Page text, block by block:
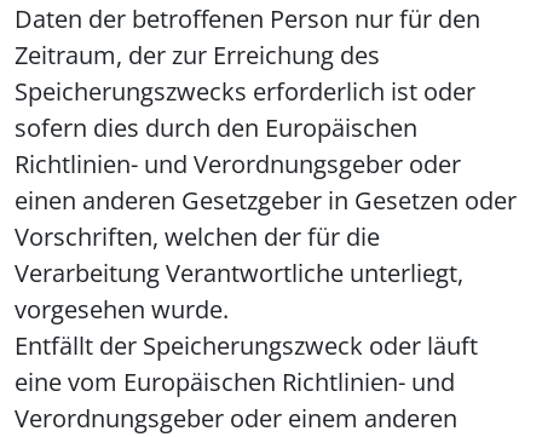
Daten der betroffenen Person nur für den
Zeitraum, der zur Erreichung des
Speicherungszwecks erforderlich ist oder
sofern dies durch den Europäischen
Richtlinien- und Verordnungsgeber oder
einen anderen Gesetzgeber in Gesetzen oder
Vorschriften, welchen der für die
Verarbeitung Verantwortliche unterliegt,
vorgesehen wurde.
Entfällt der Speicherungszweck oder läuft
eine vom Europäischen Richtlinien- und
Verordnungsgeber oder einem anderen